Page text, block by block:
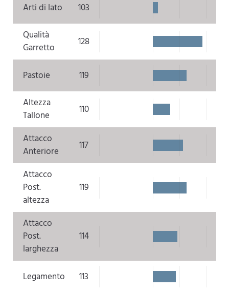
Arti di lato
103
Qualità
Garretto
128
Pastoie
119
Altezza
Tallone
110
Attacco
Anteriore
117
Attacco
Post.
altezza
119
Attacco
Post.
larghezza
114
Legamento
113